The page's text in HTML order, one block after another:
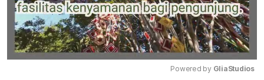
Powered by GliaStudios